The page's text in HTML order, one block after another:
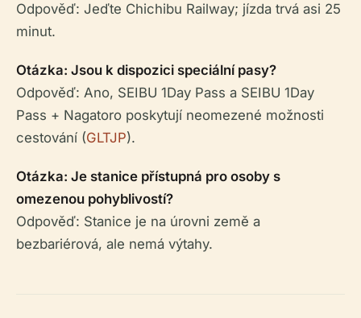
Odpověď: Jeďte Chichibu Railway; jízda trvá asi 25
minut.
Otázka: Jsou k dispozici speciální pasy?
Odpověď: Ano, SEIBU 1Day Pass a SEIBU 1Day
Pass + Nagatoro poskytují neomezené možnosti
cestování (GLTJP).
Otázka: Je stanice přístupná pro osoby s
omezenou pohyblivostí?
Odpověď: Stanice je na úrovni země a
bezbariérová, ale nemá výtahy.